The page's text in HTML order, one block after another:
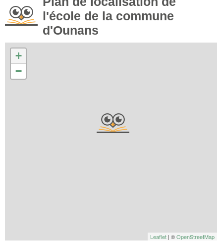
l'école de la commune
d'Ounans
+
−
Leaflet | ©OpenStreetMap